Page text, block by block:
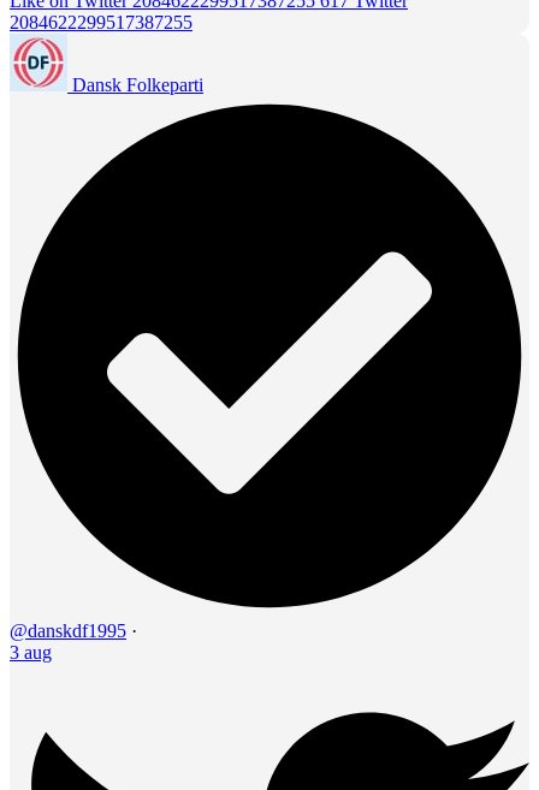
2084622299517387255
Dansk Folkeparti
@danskdf1995 ·
3 aug